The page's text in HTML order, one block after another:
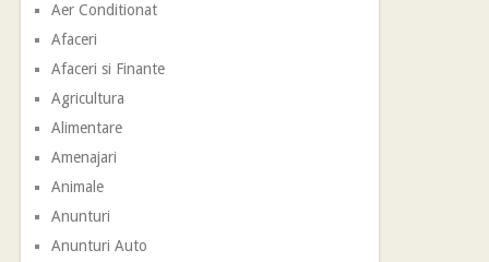
Aer Conditionat
Afaceri
Afaceri si Finante
Agricultura
Alimentare
Amenajari
Animale
Anunturi
Anunturi Auto